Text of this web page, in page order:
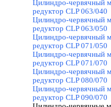
Цилиндро-червячный
редуктор CLP 063/040
Цилиндро-червячный
редуктор CLP 063/050
Цилиндро-червячный
редуктор CLP 071/050
Цилиндро-червячный
редуктор CLP 071/070
Цилиндро-червячный
редуктор CLP 080/070
Цилиндро-червячный
редуктор CLP 090/070